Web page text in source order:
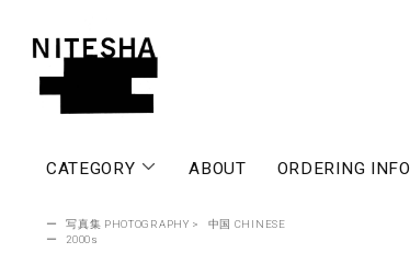
CATEGORY ABOUT ORDERING INFO
ー 写真集 PHOTOGRAPHY >
中国 CHINESE
ー
2000s